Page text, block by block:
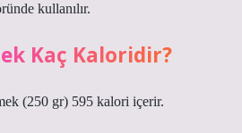
kullanılır.
Kaç Kaloridir?
(250 gr) 595 kalori içerir.